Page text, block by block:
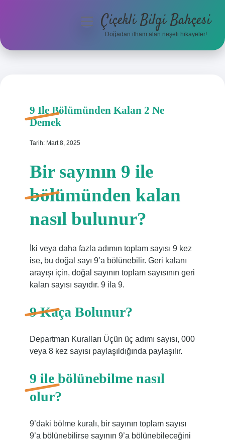
Anasayfa
Hakkımızda
menüyüÇiçekli Bilgi Bahçesi
Doğadan ilham alan neşeli hikayeler!
9 Ile Bölümünden Kalan 2 Ne
Demek
Tarih: Mart 8, 2025
Bir sayının 9 ile
bölümünden kalan
nasıl bulunur?
İki veya daha fazla adımın toplam sayısı 9 kez
ise, bu doğal sayı 9’a bölünebilir. Geri kalanı
arayışı için, doğal sayının toplam sayısının geri
kalan sayısı sayıdır. 9 ila 9.
9 Kaça Bolunur?
Departman Kuralları Üçün üç adımı sayısı, 000
veya 8 kez sayısı paylaşıldığında paylaşılır.
9 ile bölünebilme nasıl
olur?
9’daki bölme kuralı, bir sayının toplam sayısı
9’a bölünebilirse sayının 9’a bölünebileceğini